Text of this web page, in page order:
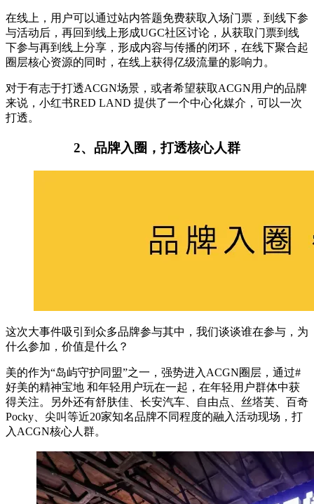
在线上，用户可以通过站内答题免费获取入场门票，到线下参
与活动后，再回到线上形成UGC社区讨论，从获取门票到线
下参与再到线上分享，形成内容与传播的闭环，在线下聚合起
圈层核心资源的同时，在线上获得亿级流量的影响力。
对于有志于打透ACGN场景，或者希望获取ACGN用户的品牌
来说，小红书RED LAND 提供了一个中心化媒介，可以一次
打透。
2、品牌入圈，打透核心人群
这次大事件吸引到众多品牌参与其中，我们谈谈谁在参与，为
什么参加，价值是什么？
美的作为“岛屿守护同盟”之一，强势进入ACGN圈层，通过#
好美的精神宝地 和年轻用户玩在一起，在年轻用户群体中获
得关注。另外还有舒肤佳、长安汽车、自由点、丝塔芙、百奇
Pocky、尖叫等近20家知名品牌不同程度的融入活动现场，打
入ACGN核心人群。